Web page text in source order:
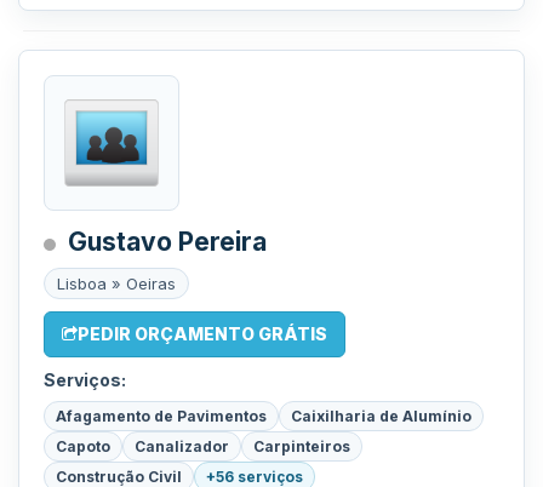
Gustavo Pereira
Lisboa » Oeiras
PEDIR ORÇAMENTO GRÁTIS
Serviços:
Afagamento de Pavimentos
Caixilharia de Alumínio
Capoto
Canalizador
Carpinteiros
Construção Civil
+56 serviços